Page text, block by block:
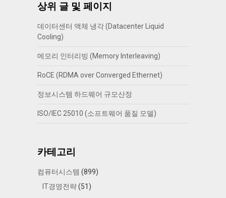
상위 글 및 페이지
데이터센터 액체 냉각 (Datacenter Liquid
Cooling)
메모리 인터리빙 (Memory Interleaving)
RoCE (RDMA over Converged Ethernet)
정보시스템 하드웨어 규모산정
ISO/IEC 25010 (소프트웨어 품질 모델)
카테고리
컴퓨터시스템 (899)
IT경영전략(51)